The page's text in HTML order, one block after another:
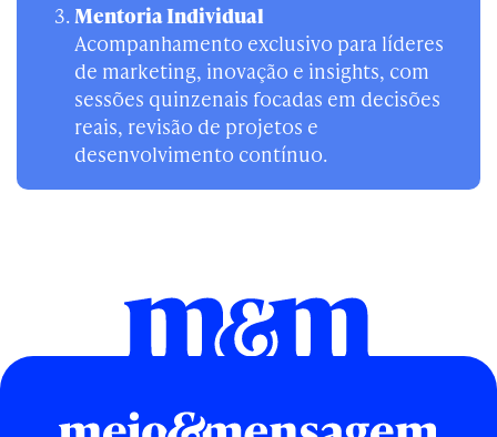
Mentoria Individual
Acompanhamento exclusivo para líderes
de marketing, inovação e insights, com
sessões quinzenais focadas em decisões
reais, revisão de projetos e
desenvolvimento contínuo.